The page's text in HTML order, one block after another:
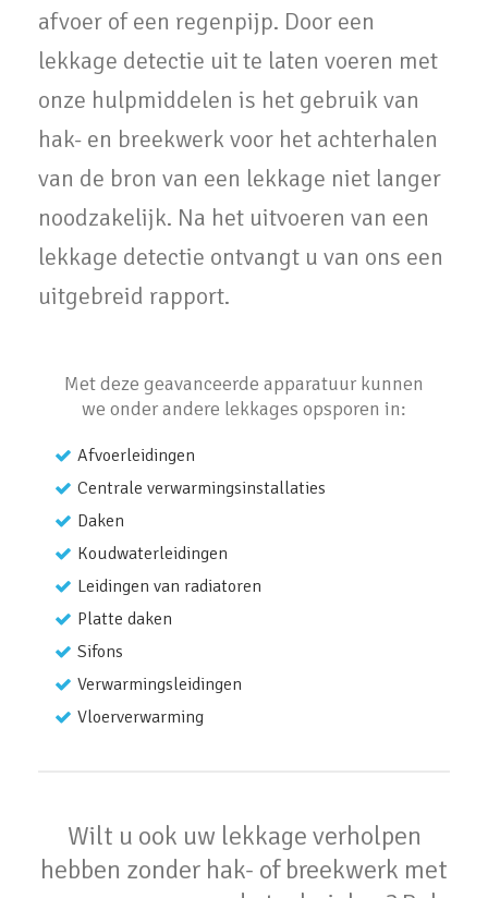
afvoer of een regenpijp. Door een
lekkage detectie uit te laten voeren met
onze hulpmiddelen is het gebruik van
hak- en breekwerk voor het achterhalen
van de bron van een lekkage niet langer
noodzakelijk. Na het uitvoeren van een
lekkage detectie ontvangt u van ons een
uitgebreid rapport.
Met deze geavanceerde apparatuur kunnen
we onder andere lekkages opsporen in:
Afvoerleidingen
Centrale verwarmingsinstallaties
Daken
Koudwaterleidingen
Leidingen van radiatoren
Platte daken
Sifons
Verwarmingsleidingen
Vloerverwarming
Wilt u ook uw lekkage verholpen
hebben zonder hak- of breekwerk met